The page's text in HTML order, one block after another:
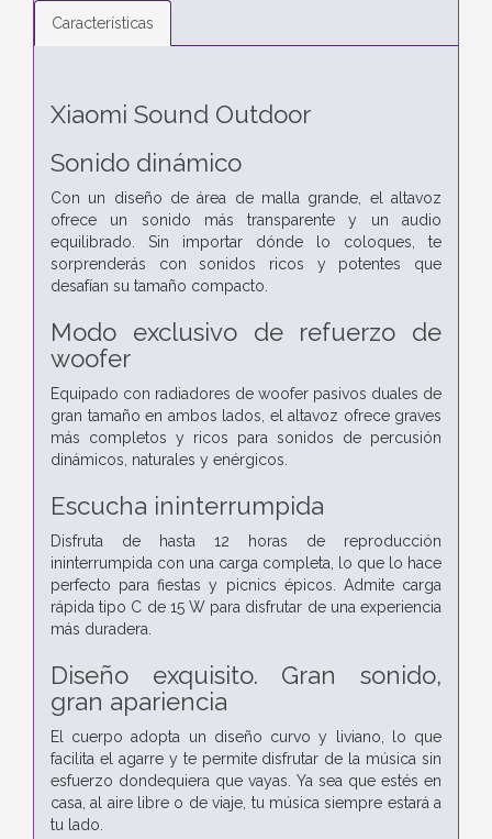
Características
Xiaomi Sound Outdoor
Sonido dinámico
Con un diseño de área de malla grande, el altavoz
ofrece un sonido más transparente y un audio
equilibrado. Sin importar dónde lo coloques, te
sorprenderás con sonidos ricos y potentes que
desafían su tamaño compacto.
Modo exclusivo de refuerzo de
woofer
Equipado con radiadores de woofer pasivos duales de
gran tamaño en ambos lados, el altavoz ofrece graves
más completos y ricos para sonidos de percusión
dinámicos, naturales y enérgicos.
Escucha ininterrumpida
Disfruta de hasta 12 horas de reproducción
ininterrumpida con una carga completa, lo que lo hace
perfecto para fiestas y picnics épicos. Admite carga
rápida tipo C de 15 W para disfrutar de una experiencia
más duradera.
Diseño exquisito. Gran sonido,
gran apariencia
El cuerpo adopta un diseño curvo y liviano, lo que
facilita el agarre y te permite disfrutar de la música sin
esfuerzo dondequiera que vayas. Ya sea que estés en
casa, al aire libre o de viaje, tu música siempre estará a
tu lado.